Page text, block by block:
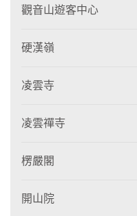
觀音山遊客中心
硬漢嶺
凌雲寺
凌雲禪寺
楞嚴閣
開山院